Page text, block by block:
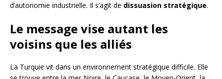
d’autonomie industrielle. Il s’agit de dissuasion stratégique.
Le message vise autant les
voisins que les alliés
La Turquie vit dans un environnement stratégique difficile. Elle